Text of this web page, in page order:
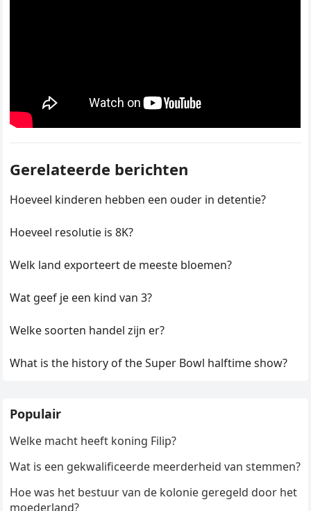
Gerelateerde berichten
Hoeveel kinderen hebben een ouder in detentie?
Hoeveel resolutie is 8K?
Welk land exporteert de meeste bloemen?
Wat geef je een kind van 3?
Welke soorten handel zijn er?
What is the history of the Super Bowl halftime show?
Populair
Welke macht heeft koning Filip?
Wat is een gekwalificeerde meerderheid van stemmen?
Hoe was het bestuur van de kolonie geregeld door het
moederland?